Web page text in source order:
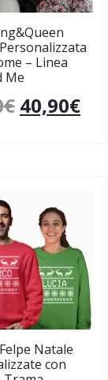
– Linea
Me
€ 40,90€
Natale
con